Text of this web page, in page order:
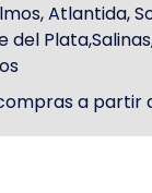
Atlantida,
del
a partir